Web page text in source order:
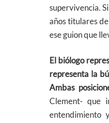
supervivencia.
años titulares
ese guion que
El biólogo
representa la
Ambas
Clement- que
entendimiento